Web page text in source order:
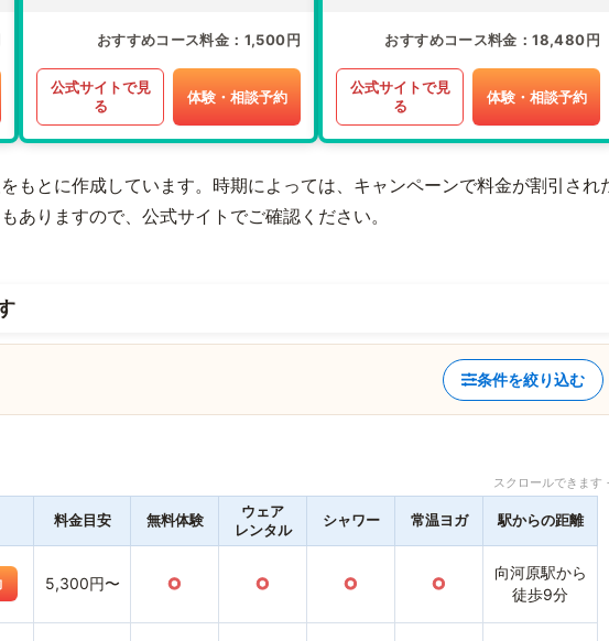
おすすめコース料金 1,500円
公式サイトで見
る
体験・相談予約
おすすめコース料金 18,480円
公式サイトで見
る
体験・相談予約
もとに作成しています。時期によっては、キャンペーンで料金が割引され
ありますので、公式サイトでご確認ください。
条件を絞り込む
スクロールできま
料金目安 無料体験
ウェア
レンタル
シャワー 常温ヨガ 駅からの距離
5,300円〜 ○ ○ ○ ○
向河原駅から
徒歩9分